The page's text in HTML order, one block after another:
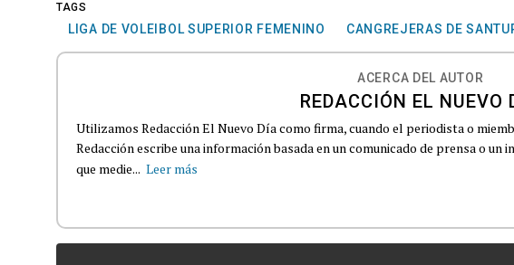
TAGS
LIGA DE VOLEIBOL SUPERIOR FEMENINO CANGREJERAS DE
ACERCA DEL AUTOR
REDACCIÓN EL NUEVO
Utilizamos Redacción El Nuevo Día como firma, cuando el periodista o
Redacción escribe una información basada en un comunicado de prensa o un
que medie... Leer más